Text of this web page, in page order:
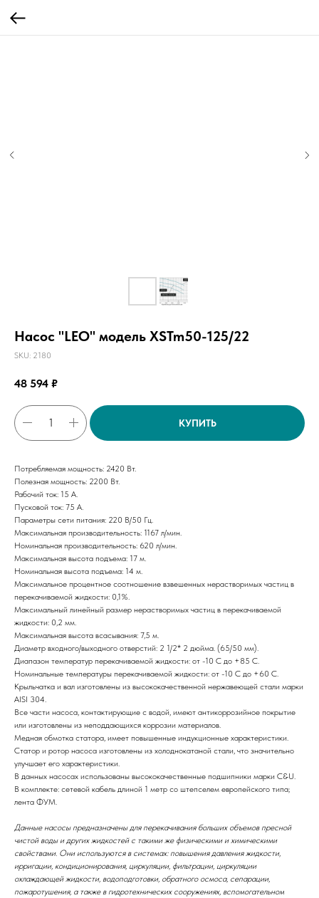
Насос "LEO" модель XSTm50-125/22
SKU: 2180
48 594 ₽
КУПИТЬ
Потребляемая мощность: 2420 Вт.
Полезная мощность: 2200 Вт.
Рабочий ток: 15 А.
Пусковой ток: 75 А.
Параметры сети питания: 220 В/50 Гц.
Максимальная производительность: 1167 л/мин.
Номинальная производительность: 620 л/мин.
Максимальная высота подъема: 17 м.
Номинальная высота подъема: 14 м.
Максимальное процентное соотношение взвешенных нерастворимых частиц в
перекачиваемой жидкости: 0,1%.
Максимальный линейный размер нерастворимых частиц в перекачиваемой
жидкости: 0,2 мм.
Максимальная высота всасывания: 7,5 м.
Диаметр входного/выходного отверстий: 2 1/2* 2 дюйма. (65/50 мм).
Диапазон температур перекачиваемой жидкости: от -10 С до +85 С.
Номинальные температуры перекачиваемой жидкости: от -10 С до +60 С.
Крыльчатка и вал изготовлены из высококачественной нержавеющей стали марки
AISI 304.
Все части насоса, контактирующие с водой, имеют антикоррозийное покрытие
или изготовлены из неподдающихся коррозии материалов.
Медная обмотка статора, имеет повышенные индукционные характеристики.
Статор и ротор насоса изготовлены из холоднокатаной стали, что значительно
улучшает его характеристики.
В данных насосах использованы высококачественные подшипники марки C&U.
В комплекте: сетевой кабель длиной 1 метр со штепселем европейского типа;
лента ФУМ.
Данные насосы предназначены для перекачивания больших объемов пресной
чистой воды и других жидкостей с такими же физическими и химическими
свойствами. Они используются в системах: повышения давления жидкости,
ирригации, кондиционирования, циркуляции, фильтрации, циркуляции
охлаждающей жидкости, водоподготовки, обратного осмоса, сепарации,
пожаротушения, а также в гидротехнических сооружениях, вспомогательном